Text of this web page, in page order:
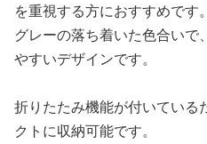
を重視する方におすすめです。
グレーの落ち着いた色合い
やすいデザインです。
折りたたみ機能が付いている
クトに収納可能です。